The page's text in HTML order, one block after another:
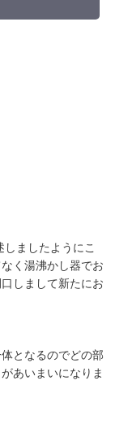
ましたようにこ
く湯沸かし器でお
しまして新たにお
となるのでどの部
あいまいになりま